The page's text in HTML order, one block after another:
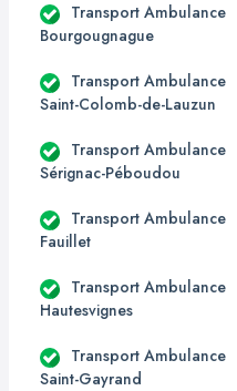
Transport Ambulance
Bourgougnague
Transport Ambulance
Saint-Colomb-de-Lauzun
Transport Ambulance
Sérignac-Péboudou
Transport Ambulance
Fauillet
Transport Ambulance
Hautesvignes
Transport Ambulance
Saint-Gayrand